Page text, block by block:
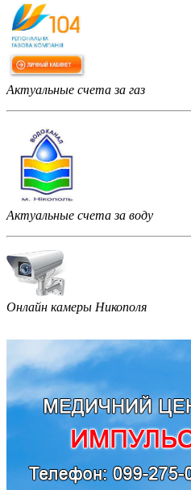
Актуальные счета за газ
Актуальные счета за воду
Онлайн камеры Никополя